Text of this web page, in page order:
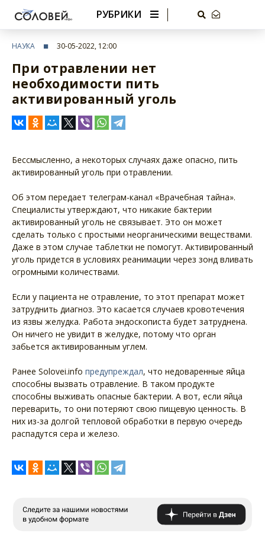
РУБРИКИ
НАУКА 30-05-2022, 12:00
При отравлении нет
необходимости пить
активированный уголь
Бессмысленно, а некоторых случаях даже опасно, пить
активированный уголь при отравлении.
Об этом передает телеграм-канал «Врачебная тайна».
Специалисты утверждают, что никакие бактерии
активированный уголь не связывает. Это он может
сделать только с простыми неорганическими веществами.
Даже в этом случае таблетки не помогут. Активированный
уголь придется в условиях реанимации через зонд вливать
огромными количествами.
Если у пациента не отравление, то этот препарат может
затруднить диагноз. Это касается случаев кровотечения
из язвы желудка. Работа эндоскописта будет затруднена.
Он ничего не увидит в желудке, потому что орган
забьется активированным углем.
Ранее Solovei.info предупреждал, что недоваренные яйца
способны вызвать отравление. В таком продукте
способны выживать опасные бактерии. А вот, если яйца
переварить, то они потеряют свою пищевую ценность. В
них из-за долгой тепловой обработки в первую очередь
распадутся сера и железо.